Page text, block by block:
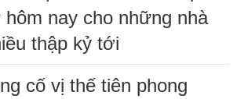
nay cho những nhà
thập kỷ tới
cố vị thế tiên phong